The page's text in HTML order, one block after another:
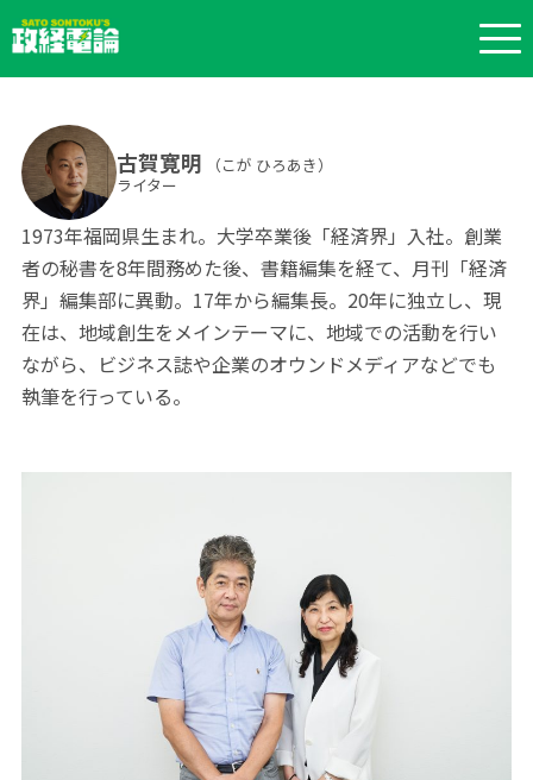
ライター
古賀寛明 （こが ひろあき）
1973年福岡県生まれ。大学卒業後「経済界」入社。創業
者の秘書を8年間務めた後、書籍編集を経て、月刊「経済
界」編集部に異動。17年から編集長。20年に独立し、現
在は、地域創生をメインテーマに、地域での活動を行い
ながら、ビジネス誌や企業のオウンドメディアなどでも
執筆を行っている。